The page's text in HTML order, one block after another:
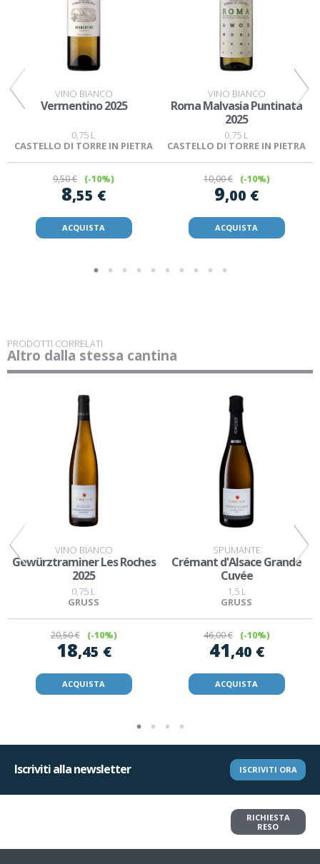
VINO BIANCO
Vermentino 2025
0,75 L
CASTELLO DI TORRE IN PIETRA
9,50 € (-10%)
8,55 €
ACQUISTA
VINO BIANCO
Roma Malvasia Puntinata
2025
0,75 L
CASTELLO DI TORRE IN PIETRA
10,00 € (-10%)
9,00 €
ACQUISTA
PRODOTTI CORRELATI
Altro dalla stessa cantina
VINO BIANCO
Gewürztraminer Les Roches
2025
0,75 L
GRUSS
20,50 € (-10%)
18,45 €
ACQUISTA
SPUMANTE
Crémant d'Alsace Grande
Cuvée
1,5 L
GRUSS
46,00 € (-10%)
41,40 €
ACQUISTA
Iscriviti alla newsletter ISCRIVITI ORA
RICHIESTA
RESO